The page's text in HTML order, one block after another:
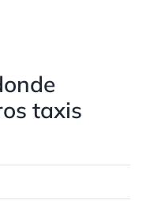
taxis